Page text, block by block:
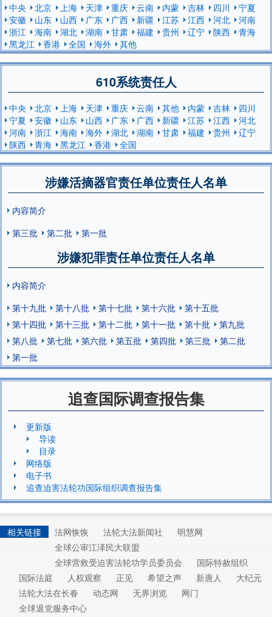
中央 北京 上海 天津 重庆 云南 内蒙 吉林 四川
宁夏
安徽
山东 山西 广东 广西 新疆 江苏 江西 河北
河南
浙江
海南 湖北 湖南 甘肃 福建 贵州 辽宁 陕西
青海
黑龙江
香港 全国 海外 其他
610系统责任人
中央 北京 上海 天津 重庆 云南 其他 内蒙 吉林
四川
宁夏
安徽 山东 山西 广东 广西 新疆 江苏 江西
河北
河南
浙江 海南 海外 湖北 湖南 甘肃 福建 贵州
辽宁
陕西
青海 黑龙江 香港 全国
涉嫌活摘器官责任单位责任人名单
内容简介
第三批
第二批 第一批
涉嫌犯罪责任单位责任人名单
内容简介
第十九批
第十八批 第十七批 第十六批
第十五批
第十四批
第十三批 第十二批 第十一批 第十批
第九批
第八批
第七批 第六批 第五批 第四批 第三批
第二批
第一批
追查国际调查报告集
更新版
导读
目录
网络版
电子书
追查迫害法轮功国际组织调查报告集
相关链接 法网恢恢 法轮大法新闻社
明慧网
全球公审江泽民大联盟
全球营救受迫害法轮功学员委员会
国际特赦组织
国际法庭
人权观察 正见 希望之声 新唐人
大纪元
法轮大法在长春
动态网 无界浏览
网门
全球退党服务中心